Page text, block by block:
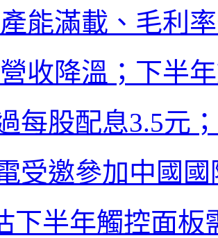
產能滿載、毛利
營收降溫；下半
每股配息3.5元
受邀參加中國
下半年觸控面板